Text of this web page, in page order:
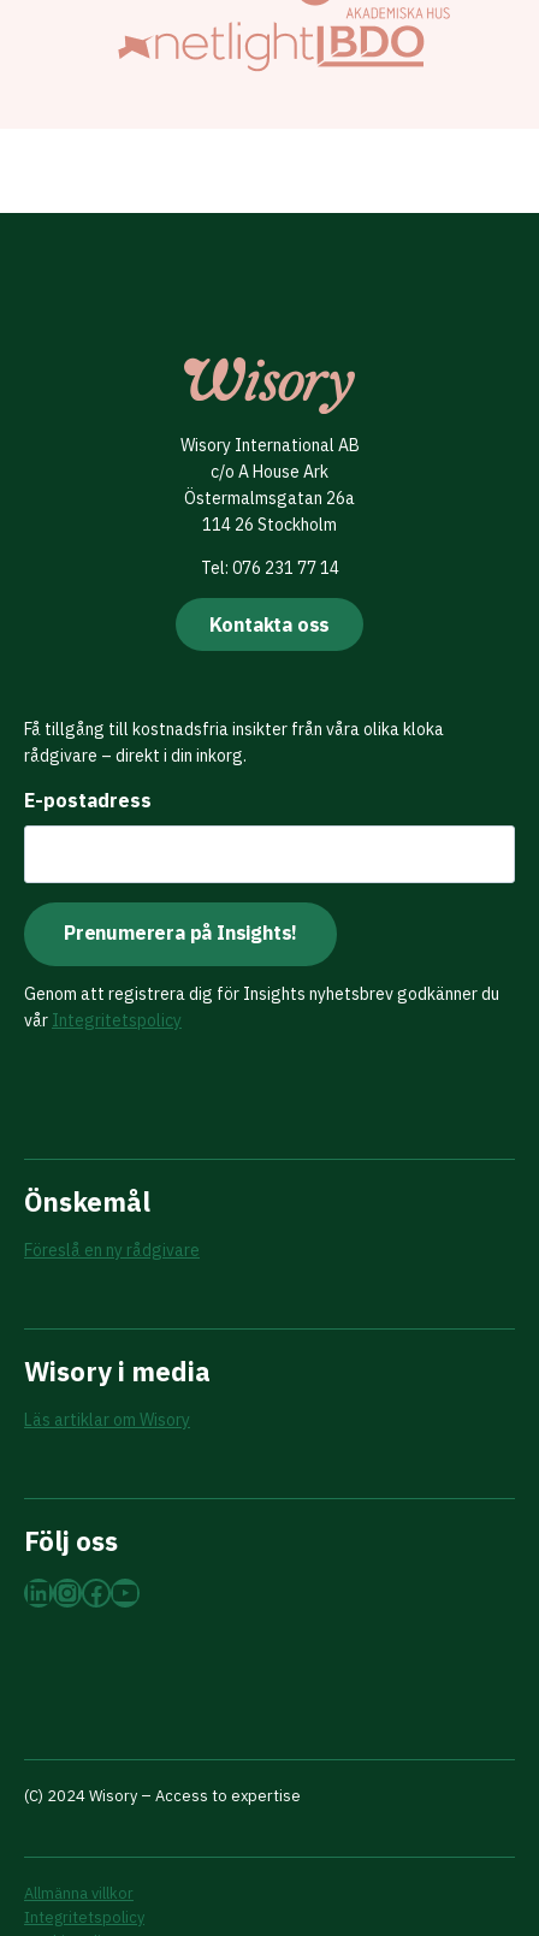
Wisory International AB
c/o A House Ark
Östermalmsgatan 26a
114 26 Stockholm
Tel: 076 231 77 14
Kontakta oss
Få tillgång till kostnadsfria insikter från våra olika kloka
rådgivare – direkt i din inkorg.
E-postadress
Genom att registrera dig för Insights nyhetsbrev godkänner du
vår Integritetspolicy
Önskemål
Föreslå en ny rådgivare
Wisory i media
Läs artiklar om Wisory
Följ oss
LinkedIn
Instagram
Facebook
YouTube
(C) 2024 Wisory – Access to expertise
Allmänna villkor
Integritetspolicy